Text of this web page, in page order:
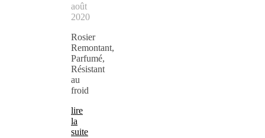
août
2020
Rosier
Remontant,
Parfumé,
Résistant
au
froid
lire
la
suite